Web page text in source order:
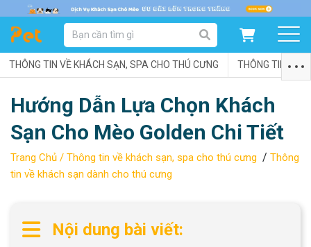
DANH MỤC SẢN PHẨM
SẢN PHẨM DÀNH CHO MÈO SẢN PHẨM DÀNH CHO CHÓ
SẨN PHẨM THEO THƯƠNG HIỆU
THÔNG TIN VỀ KHÁCH SẠN, SPA CHO THÚ CƯNG THÔNG TIN VỀ
Hướng Dẫn Lựa Chọn Khách
Sạn Cho Mèo Golden Chi Tiết
Trang Chủ / Thông tin về khách sạn, spa cho thú cưng / Thông
tin về khách sạn dành cho thú cưng
Nội dung bài viết: